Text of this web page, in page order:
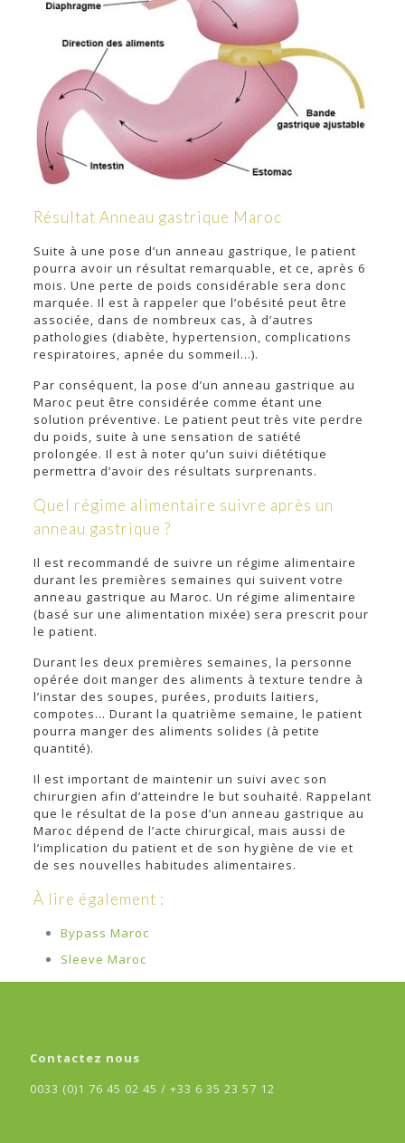
Résultat Anneau gastrique Maroc
Suite à une pose d’un anneau gastrique, le patient
pourra avoir un résultat remarquable, et ce, après 6
mois. Une perte de poids considérable sera donc
marquée. Il est à rappeler que l’obésité peut être
associée, dans de nombreux cas, à d’autres
pathologies (diabète, hypertension, complications
respiratoires, apnée du sommeil…).
Par conséquent, la pose d’un anneau gastrique au
Maroc peut être considérée comme étant une
solution préventive. Le patient peut très vite perdre
du poids, suite à une sensation de satiété
prolongée. Il est à noter qu’un suivi diététique
permettra d’avoir des résultats surprenants.
Quel régime alimentaire suivre après un
anneau gastrique ?
Il est recommandé de suivre un régime alimentaire
durant les premières semaines qui suivent votre
anneau gastrique au Maroc. Un régime alimentaire
(basé sur une alimentation mixée) sera prescrit pour
le patient.
Durant les deux premières semaines, la personne
opérée doit manger des aliments à texture tendre à
l’instar des soupes, purées, produits laitiers,
compotes… Durant la quatrième semaine, le patient
pourra manger des aliments solides (à petite
quantité).
Il est important de maintenir un suivi avec son
chirurgien afin d’atteindre le but souhaité. Rappelant
que le résultat de la pose d’un anneau gastrique au
Maroc dépend de l’acte chirurgical, mais aussi de
l’implication du patient et de son hygiène de vie et
de ses nouvelles habitudes alimentaires.
À lire également :
Bypass Maroc
Sleeve Maroc
Contactez nous
0033 (0)1 76 45 02 45 / +33 6 35 23 57 12